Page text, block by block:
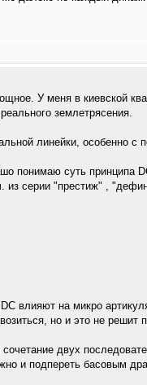
У меня в киевской
землетрясения.
линейки, особенно с
понимаю суть принципа
из серии "престиж" ,
влияют на микро
но и это не
двух
и подпереть басовым